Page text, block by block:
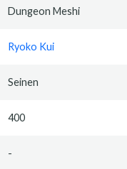
Dungeon Meshi
Ryoko Kui
Seinen
400
-